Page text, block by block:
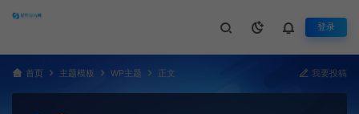
登录
首页 主题模板 WP主题 正文 我要投稿